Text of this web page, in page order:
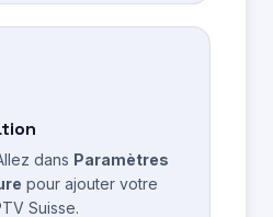
dans Paramètres
pour ajouter votre
Suisse.